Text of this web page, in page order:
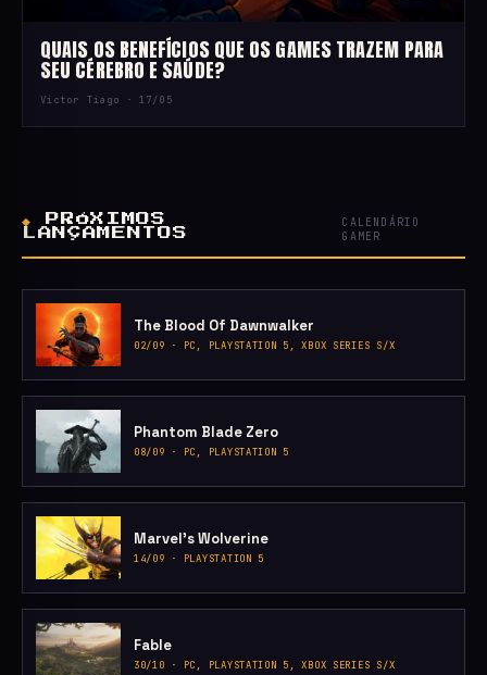
QUAIS OS BENEFÍCIOS QUE OS GAMES TRAZEM PARA
SEU CÉREBRO E SAÚDE?
Victor Tiago ·17/05
◆ PRÓXIMOS
LANÇAMENTOS
CALENDÁRIO
GAMER
The Blood Of Dawnwalker
02/09 · PC, PLAYSTATION 5, XBOX SERIES S/X
Phantom Blade Zero
08/09 · PC, PLAYSTATION 5
Marvel’s Wolverine
14/09 · PLAYSTATION 5
Fable
30/10 · PC, PLAYSTATION 5, XBOX SERIES S/X